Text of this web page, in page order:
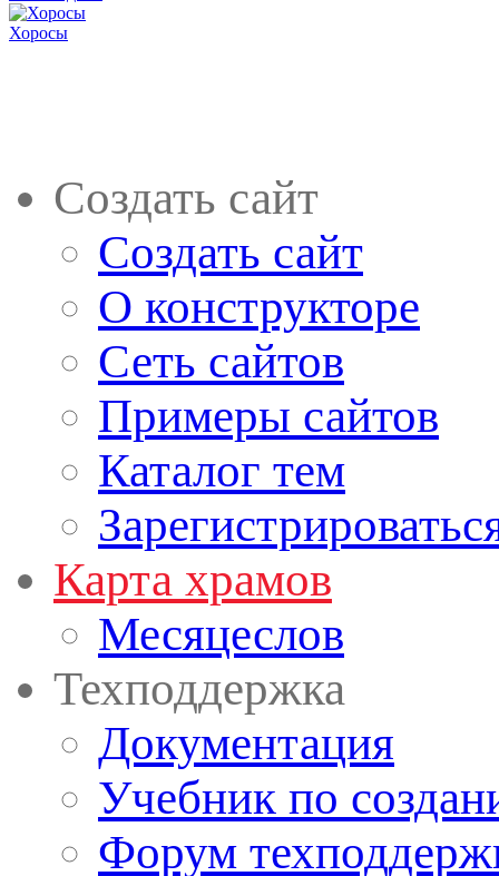
Хоросы
Создать сайт
Создать сайт
О конструкторе
Сеть сайтов
Примеры сайтов
Каталог тем
Карта храмов
Месяцеслов
Техподдержка
Документация
Учебник по
Форум